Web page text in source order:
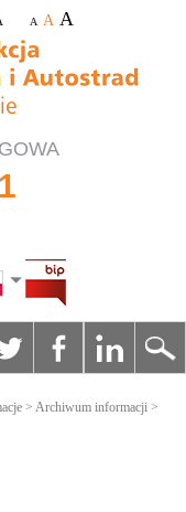
A A A
> Archiwum informacji >